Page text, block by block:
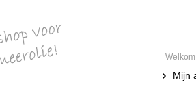
Mijn